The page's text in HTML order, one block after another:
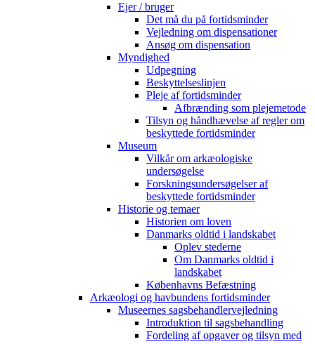
Ejer / bruger
Det må du på fortidsminder
Vejledning om dispensationer
Ansøg om dispensation
Myndighed
Udpegning
Beskyttelseslinjen
Pleje af fortidsminder
Afbrænding som plejemetode
Tilsyn og håndhævelse af regler om
beskyttede fortidsminder
Museum
Vilkår om arkæologiske
undersøgelse
Forskningsundersøgelser af
beskyttede fortidsminder
Historie og temaer
Historien om loven
Danmarks oldtid i landskabet
Oplev stederne
Om Danmarks oldtid i
landskabet
Københavns Befæstning
Arkæologi og havbundens fortidsminder
Museernes sagsbehandlervejledning
Introduktion til sagsbehandling
Fordeling af opgaver og tilsyn med